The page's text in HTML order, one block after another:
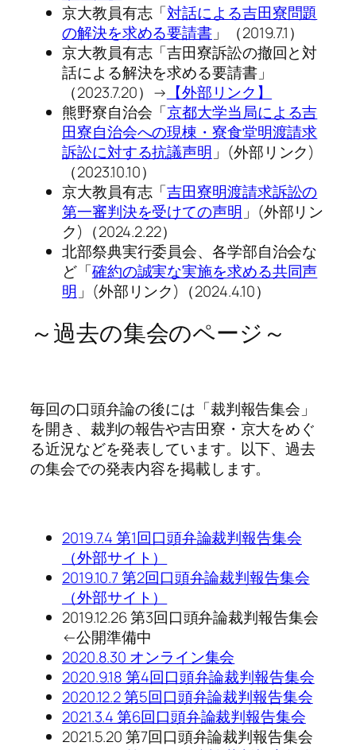
京大教員有志「対話による吉田寮問題
の解決を求める要請書 」（2019.7.1）
京大教員有志「吉田寮訴訟の撤回と対
話による解決を求める要請書」
（2023.7.20）→ 【外部リンク】
熊野寮自治会「京都大学当局による吉
田寮自治会への現棟・寮食堂明渡請求
訴訟に対する抗議声明 」(外部リンク)
（2023.10.10）
京大教員有志「吉田寮明渡請求訴訟の
第一審判決を受けての声明 」(外部リン
ク)（2024.2.22）
北部祭典実行委員会、各学部自治会な
ど「確約の誠実な実施を求める共同声
明 」(外部リンク)（2024.4.10）
～過去の集会のページ～
毎回の口頭弁論の後には「裁判報告集会」
を開き、裁判の報告や吉田寮・京大をめぐ
る近況などを発表しています。以下、過去
の集会での発表内容を掲載します。
2019.7.4 第1回口頭弁論裁判報告集会
（外部サイト）
2019.10.7 第2回口頭弁論裁判報告集会
（外部サイト）
2019.12.26 第3回口頭弁論裁判報告集会
←公開準備中
2020.8.30 オンライン集会
2020.9.18 第4回口頭弁論裁判報告集会
2020.12.2 第5回口頭弁論裁判報告集会
2021.3.4 第6回口頭弁論裁判報告集会
2021.5.20 第7回口頭弁論裁判報告集会